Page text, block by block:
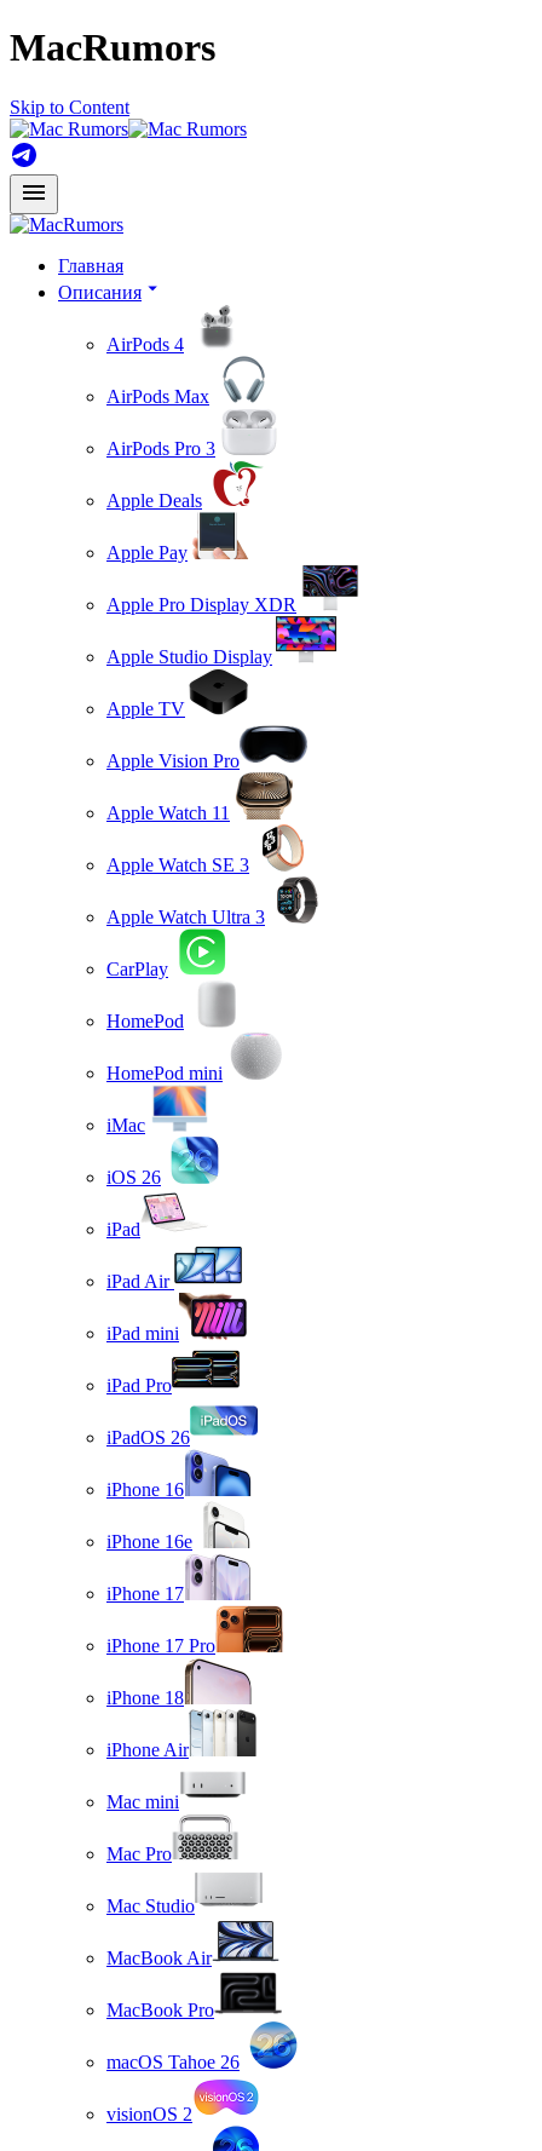
MacRumors
Skip to Content
Главная
Описания
AirPods 4
AirPods Max
AirPods Pro 3
Apple Deals
Apple Pay
Apple Pro Display XDR
Apple Studio Display
Apple TV
Apple Vision Pro
Apple Watch 11
Apple Watch SE 3
Apple Watch Ultra 3
CarPlay
HomePod
HomePod mini
iMac
iOS 26
iPad
iPad Air
iPad mini
iPad Pro
iPadOS 26
iPhone 16
iPhone 16e
iPhone 17
iPhone 17 Pro
iPhone 18
iPhone Air
Mac mini
Mac Pro
Mac Studio
MacBook Air
MacBook Pro
macOS Tahoe 26
visionOS 2